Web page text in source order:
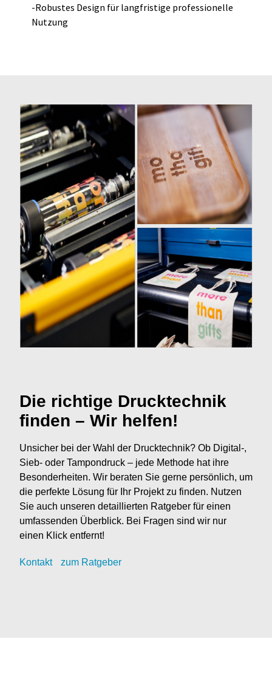
-Robustes Design für langfristige professionelle
Nutzung
Die richtige Drucktechnik
finden – Wir helfen!
Unsicher bei der Wahl der Drucktechnik? Ob Digital-,
Sieb- oder Tampondruck – jede Methode hat ihre
Besonderheiten. Wir beraten Sie gerne persönlich, um
die perfekte Lösung für Ihr Projekt zu finden. Nutzen
Sie auch unseren detaillierten Ratgeber für einen
umfassenden Überblick. Bei Fragen sind wir nur
einen Klick entfernt!
Kontakt zum Ratgeber